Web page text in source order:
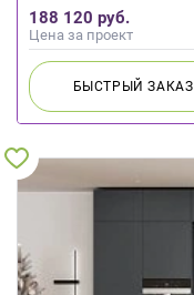
188 120 руб.
Цена за проект
БЫСТРЫЙЗАКАЗ